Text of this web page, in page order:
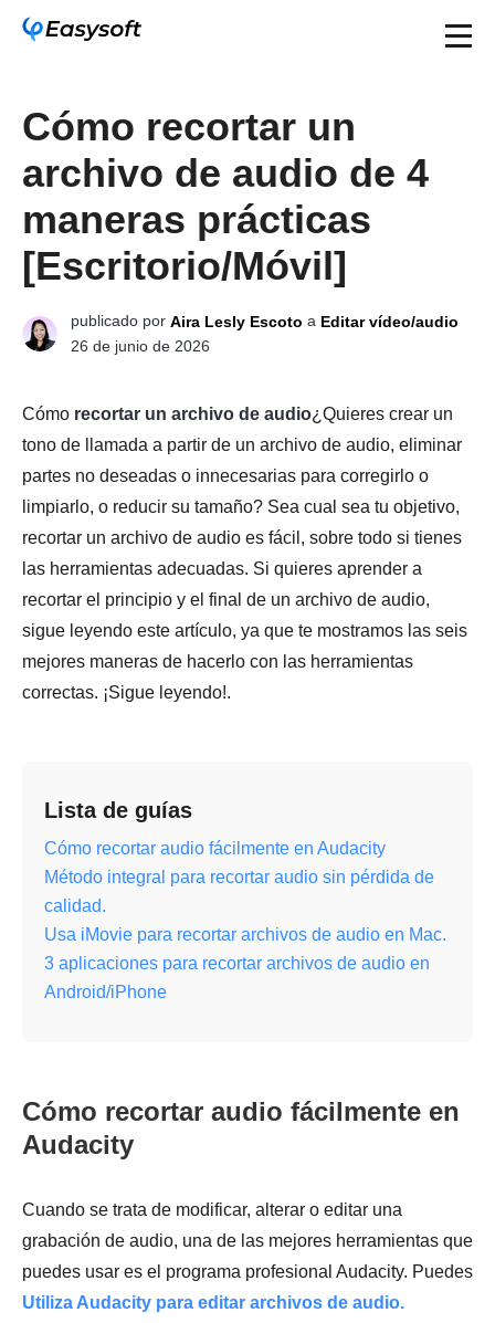
Cómo recortar un
archivo de audio de 4
maneras prácticas
[Escritorio/Móvil]
publicado por Aira Lesly Escoto a Editar vídeo/audio
26 de junio de 2026
Cómo recortar un archivo de audio¿Quieres crear un
tono de llamada a partir de un archivo de audio, eliminar
partes no deseadas o innecesarias para corregirlo o
limpiarlo, o reducir su tamaño? Sea cual sea tu objetivo,
recortar un archivo de audio es fácil, sobre todo si tienes
las herramientas adecuadas. Si quieres aprender a
recortar el principio y el final de un archivo de audio,
sigue leyendo este artículo, ya que te mostramos las seis
mejores maneras de hacerlo con las herramientas
correctas. ¡Sigue leyendo!.
Lista de guías
Cómo recortar audio fácilmente en Audacity
Método integral para recortar audio sin pérdida de
calidad.
Usa iMovie para recortar archivos de audio en Mac.
3 aplicaciones para recortar archivos de audio en
Android/iPhone
Cómo recortar audio fácilmente en
Audacity
Cuando se trata de modificar, alterar o editar una
grabación de audio, una de las mejores herramientas que
puedes usar es el programa profesional Audacity. Puedes
Utiliza Audacity para editar archivos de audio.